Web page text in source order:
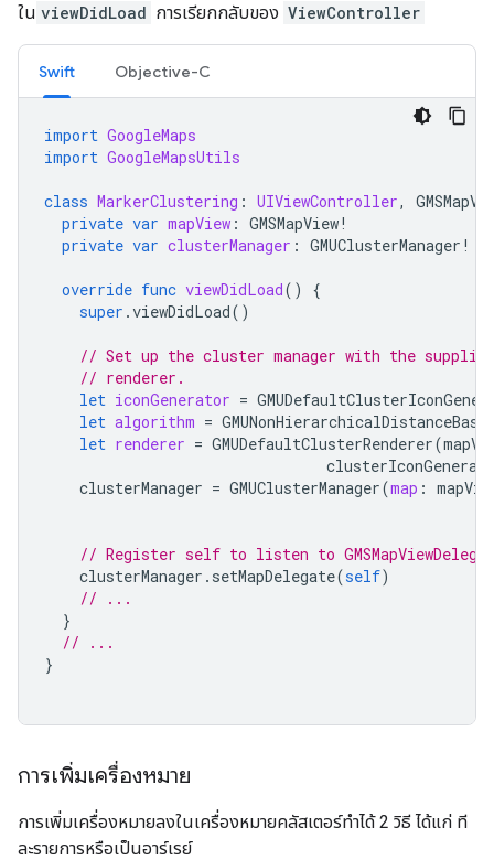
ใน viewDidLoad การเรียกกลับของ ViewController
Swift Objective-C
import GoogleMaps
import GoogleMapsUtils
class MarkerClustering : UIViewController,
private var mapView : GMSMapView!
private var clusterManager : GMUClusterManager !
override func viewDidLoad()
{
super .viewDidLoad()
// Set up the cluster manager with the
// renderer.
let iconGenerator =
let algorithm =
let renderer = GMUDefaultClusterRenderer(
clusterManager = GMUClusterManager(map :
// Register self to listen to
clusterManager . setMapDelegate(self)
// ...
}
// ...
}
การเพิ่มเครื่องหมาย
การเพิ่มเครื่องหมายลงในเครื่องหมายคลัสเตอร์ทำได้ 2 วิธี ได้แก่ ที
ละรายการหรือเป็นอาร์เรย์